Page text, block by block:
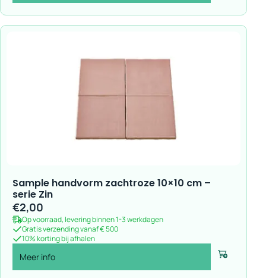
Sample handvorm zachtroze 10×10 cm –
serie Zin
€2,00
Op voorraad, levering binnen 1-3 werkdagen
Gratis verzending vanaf € 500
10% korting bij afhalen
Meer info Voeg toe